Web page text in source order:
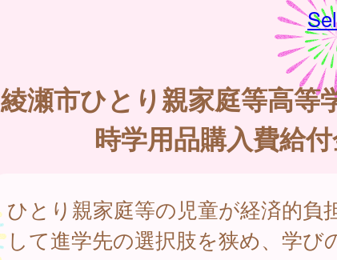
綾瀬市ひとり親家庭等高等
時学用品購入費給
ひとり親家庭等の児童が経済的負
して進学先の選択肢を狭め、学び